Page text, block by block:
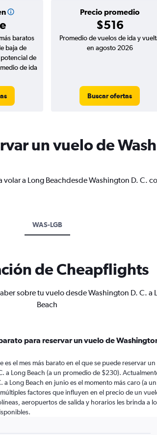
Precio promedio
$516
baratos
baja de
de
de ida
Promedio de vuelos de ida y
en agosto 2026
Buscar ofertas
un vuelo de
a Long Beachdesde Washington D. C.
WAS-LGB
de Cheapflights
sobre tu vuelo desde Washington D. C. a
Beach
para reservar un vuelo de
es el mes más barato en el que se puede reservar un
a Long Beach (a un promedio de $230).
a Long Beach en junio es el momento más caro (a un
factores que influyen en el precio de un
aeropuertos de salida y horarios les brinda a